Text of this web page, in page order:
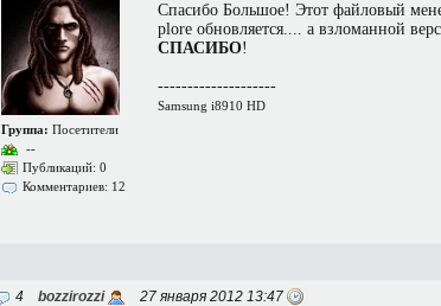
Группа: Посетители
--
Публикаций: 0
Комментариев: 12
Спасибо Большое! Этот файловый
plore обновляется.... а взломанной
СПАСИБО!
--------------------
Samsung i8910 HD
4 bozzirozzi 27 января 2012 13:47